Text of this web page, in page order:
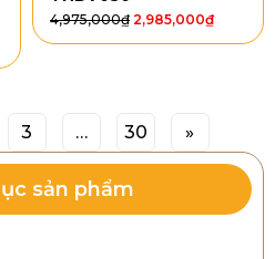
sản phẩm
4,975,000₫ 2,985,000₫
3 … 30 »